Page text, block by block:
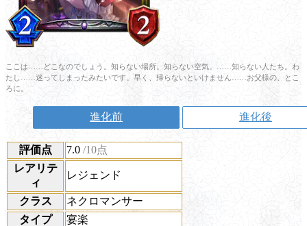
ここは……どこなのでしょう。知らない場所。知らない空気。……知らない人たち。わ
たし……迷ってしまったみたいです。早く、帰らないといけません……お父様の、とこ
ろに。
進化前 進化後
評価点 7.0 /10点
レアリテ
ィ
レジェンド
クラス
ネクロマンサー
タイプ
宴楽